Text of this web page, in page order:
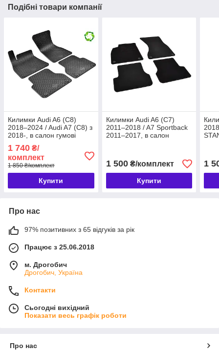
Подібні товари компанії
Килимки Audi A6 (C8)
2018–2024 / Audi A7 (C8) з
2018-, в салон гумові
(TPE), 4 шт., Gumarny
Zubri Чехія (P221774)
1 740 ₴/
комплект
1 850 ₴/комплект
Купити
Килимки Audi A6 (C7)
2011–2018 / A7 Sportback
2011–2017, в салон
1 500₴/комплект
Купити
1
Про нас
97% позитивних з 65 відгуків за рік
Працює з 25.06.2018
м. Дрогобич
Дрогобич, Україна
Контакти
Сьогодні вихідний
Показати весь графік роботи
Про нас